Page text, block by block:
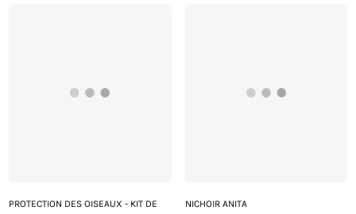
PROTECTION DES OISEAUX - KIT DE
NICHOIR ANITA